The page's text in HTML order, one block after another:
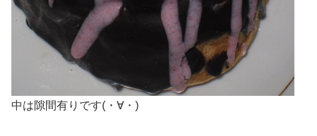
中は隙間有りです(・∀・)